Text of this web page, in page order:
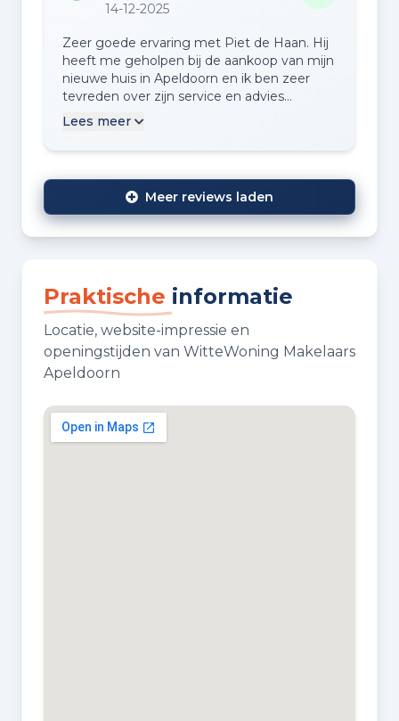
14-12-2025
Zeer goede ervaring met Piet de Haan. Hij
heeft me geholpen bij de aankoop van mijn
nieuwe huis in Apeldoorn en ik ben zeer
tevreden over zijn service en advies
gedurende het hele proces. Van het
de ondertekening bij de notaris verliep alles
kan hem van harte aanbevelen!
Lees meer
Meer reviews laden
Praktische informatie
Locatie, website-impressie en
openingstijden van WitteWoning Makelaars
Apeldoorn